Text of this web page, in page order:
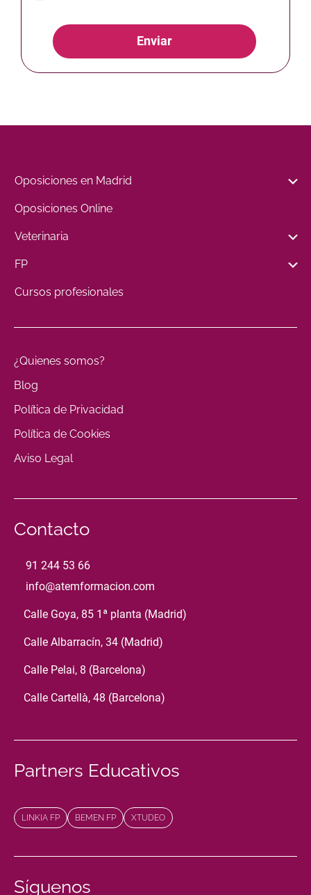
Enviar
Oposiciones en Madrid
Oposiciones Online
Veterinaria
FP
Cursos profesionales
¿Quienes somos?
Blog
Política de Privacidad
Política de Cookies
Aviso Legal
Contacto
91 244 53 66
info@atemformacion.com
Calle Goya, 85 1ª planta (Madrid)
Calle Albarracín, 34 (Madrid)
Calle Pelai, 8 (Barcelona)
Calle Cartellà, 48 (Barcelona)
Partners Educativos
LINKIA FP BEMEN FP XTUDEO
Síguenos